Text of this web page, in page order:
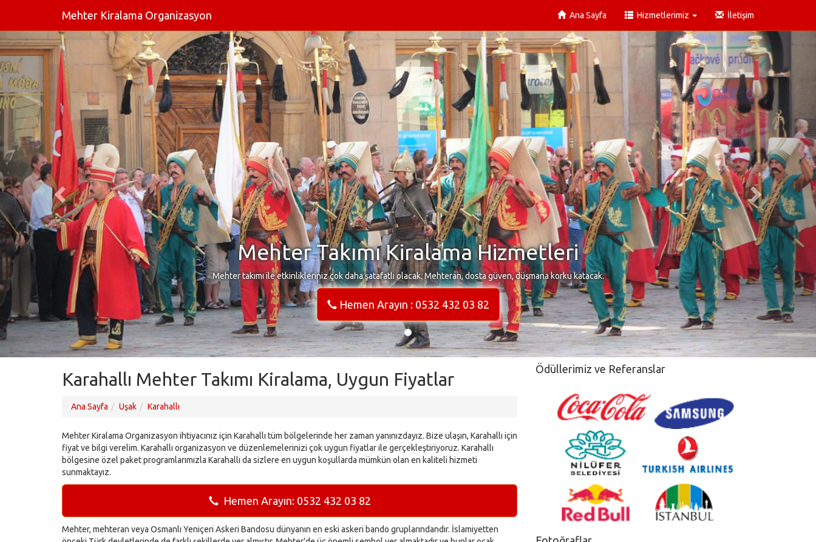
Mehter Kiralama Organizasyon Ana Sayfa Hizmetlerimiz İletişim
Mehter Takımı Kiralama Hizmetleri
Mehter takımı ile etkinlikleriniz çok daha şatafatlı olacak. Mehteran, dosta güven, düşmana korku katacak.
Hemen Arayın : 0532 432 03 82
Karahallı Mehter Takımı Kiralama, Uygun Fiyatlar
Ana Sayfa Uşak Karahallı
Mehter Kiralama Organizasyon ihtiyacınız için Karahallı tüm bölgelerinde her zaman yanınızdayız. Bize ulaşın, Karahallı için
fiyat ve bilgi verelim. Karahallı organizasyon ve düzenlemelerinizi çok uygun fiyatlar ile gerçekleştiriyoruz. Karahallı
bölgesine özel paket programlarımızla Karahallı da sizlere en uygun koşullarda mümkün olan en kaliteli hizmeti
sunmaktayız.
Hemen Arayın: 0532 432 03 82
Mehter, mehteran veya Osmanlı Yeniçeri Askeri Bandosu dünyanın en eski askeri bando gruplarındandır. İslamiyetten
Ödüllerimiz ve Referanslar